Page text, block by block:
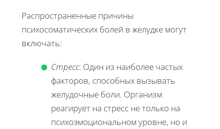
Распространенные причины
психосоматических болей в желудке могут
включать:
Стресс: Один из наиболее частых
факторов, способных вызывать
желудочные боли. Организм
реагирует на стресс не только на
психоэмоциональном уровне, но и